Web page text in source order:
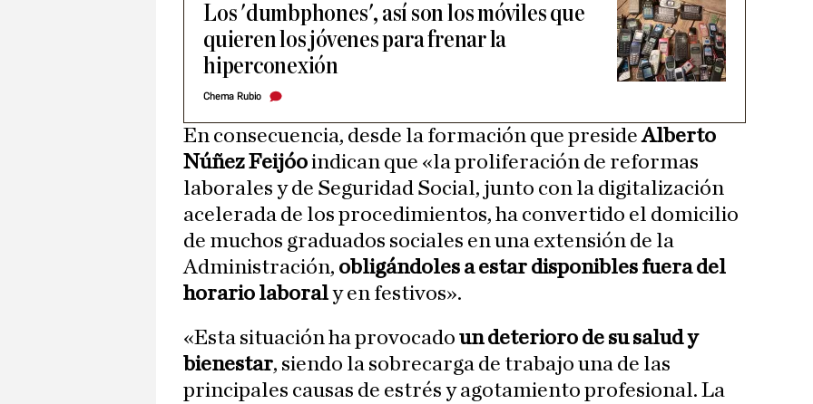
Los 'dumbphones', así son los móviles que
quieren los jóvenes para frenar la
hiperconexión
Chema Rubio
En consecuencia, desde la formación que presideAlberto
Núñez Feijóoindican que «la proliferación de reformas
laborales y de Seguridad Social, junto con la digitalización
acelerada de los procedimientos, ha convertido el domicilio
de muchos graduados sociales en una extensión de la
Administración, obligándoles a estar disponibles fuera del
horario laboraly en festivos».
«Esta situación ha provocado un deterioro de su salud y
bienestar, siendo la sobrecarga de trabajo una de las
principales causas de estrés y agotamiento profesional. La